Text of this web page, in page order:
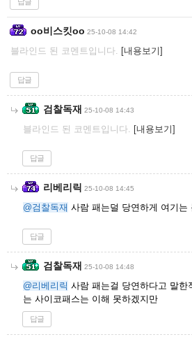
oo비스킷oo 25-10-08 14:42
블라인드 된 코멘트입니다. [내용보기]
답글
검찰독재 25-10-08 14:43
블라인드 된 코멘트입니다. [내용보기]
답글
리베리릭 25-10-08 14:45
@검찰독재 사람 패는덜 당연하게 여기는
답글
검찰독재 25-10-08 14:48
@리베리릭 사람 패는걸 당연하다고 말한
는 사이코패스는 이해 못하겠지만
답글